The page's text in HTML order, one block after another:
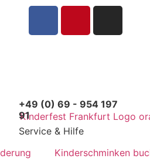
+49 (0) 69 - 954 197
91
Service & Hilfe
Kinderschminken